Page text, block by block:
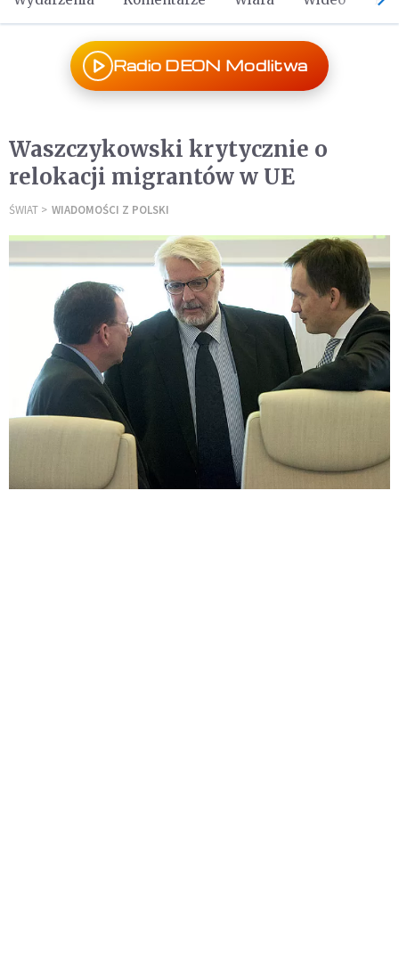
Radio DEON Modlitwa
Waszczykowski krytycznie o
relokacji migrantów w UE
ŚWIAT WIADOMOŚCI Z POLSKI